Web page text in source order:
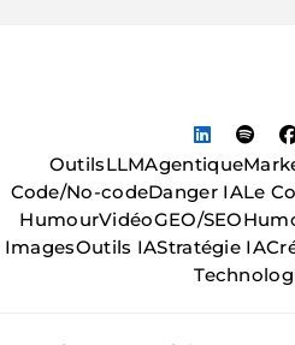
OutilsLLMAgentique
Code/No-codeDanger IALe
HumourVidéoGEO/SEO
ImagesOutils IAStratégie IA